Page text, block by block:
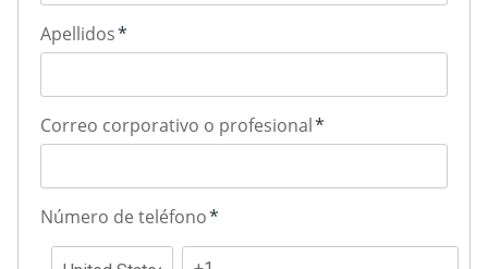
Apellidos*
Correo corporativo o profesional*
Número de teléfono*